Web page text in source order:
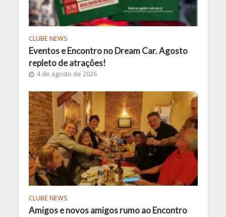
CLUBE NEWS
Eventos e Encontro no Dream Car. Agosto
repleto de atrações!
4 de agosto de 2026
CLUBE NEWS
Amigos e novos amigos rumo ao Encontro